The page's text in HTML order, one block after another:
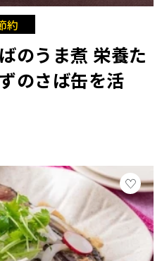
約
のうま煮 栄養た
のさば缶を活